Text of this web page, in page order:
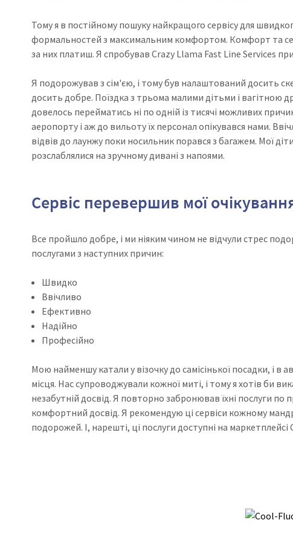
Тому я в постійному пошуку найкращого сервісу для
формальностей з максимальним комфортом. Комфорт та
за них платиш. Я спробував Crazy Llama Fast Line Services
Я подорожував з сім'єю, і тому був налаштований досить
досить добре. Поїздка з трьома малими дітьми і вагітною
довелось перейматись ні по одній із тисячі можливих
аеропорту і аж до вильоту їх персонал опікувався нами.
відвів до лаунжу поки носильник порався з багажем. Мої
розслаблялися на зручному дивані з напоями.
Сервіс перевершив мої
Все пройшло добре, і ми ніяким чином не відчули стрес
послугами з наступних причин:
Швидко
Ввічливо
Ефективно
Надійно
Професійно
Мою найменшу катали у візочку до самісінької посадки, і в
місця. Нас супроводжували кожної миті, і тому я хотів би
незабутній досвід. Я повторно забронював їхні послуги по
комфортний досвід. Я рекомендую ці сервіси кожному
подорожей. І, нарешті, ці послуги доступні на маркетплейсі